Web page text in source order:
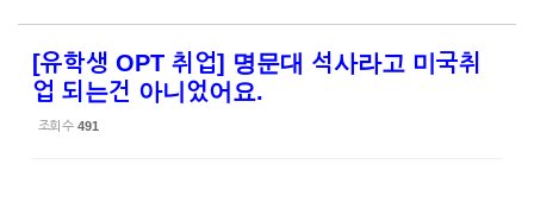
[유학생 OPT 취업] 명문대 석사라고 미국취
업 되는건 아니었어요.
조회 수 491